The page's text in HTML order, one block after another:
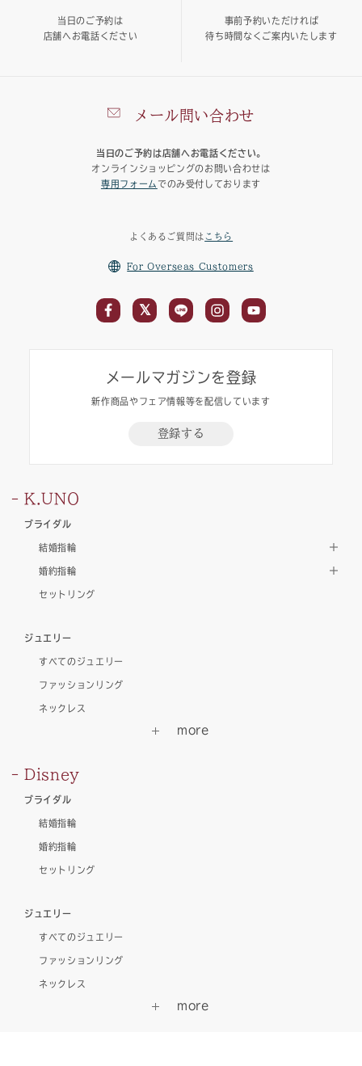
メール問い合わせ
当日のご予約は店舗へお電話ください。
オンラインショッピングのお問い合わせは
専用フォーム でのみ受付しております
当日のご予約は
店舗へお電話ください
事前予約いただければ
待ち時間なくご案内いたします
よくあるご質問は こちら
For Overseas Customers
メールマガジンを登録
新作商品やフェア情報等を配信しています
登録する
K.UNO
ブライダル
結婚指輪
婚約指輪
セットリング
ジュエリー
すべてのジュエリー
ファッションリング
ネックレス
Disney
ブライダル
結婚指輪
婚約指輪
セットリング
ジュエリー
すべてのジュエリー
ファッションリング
ネックレス